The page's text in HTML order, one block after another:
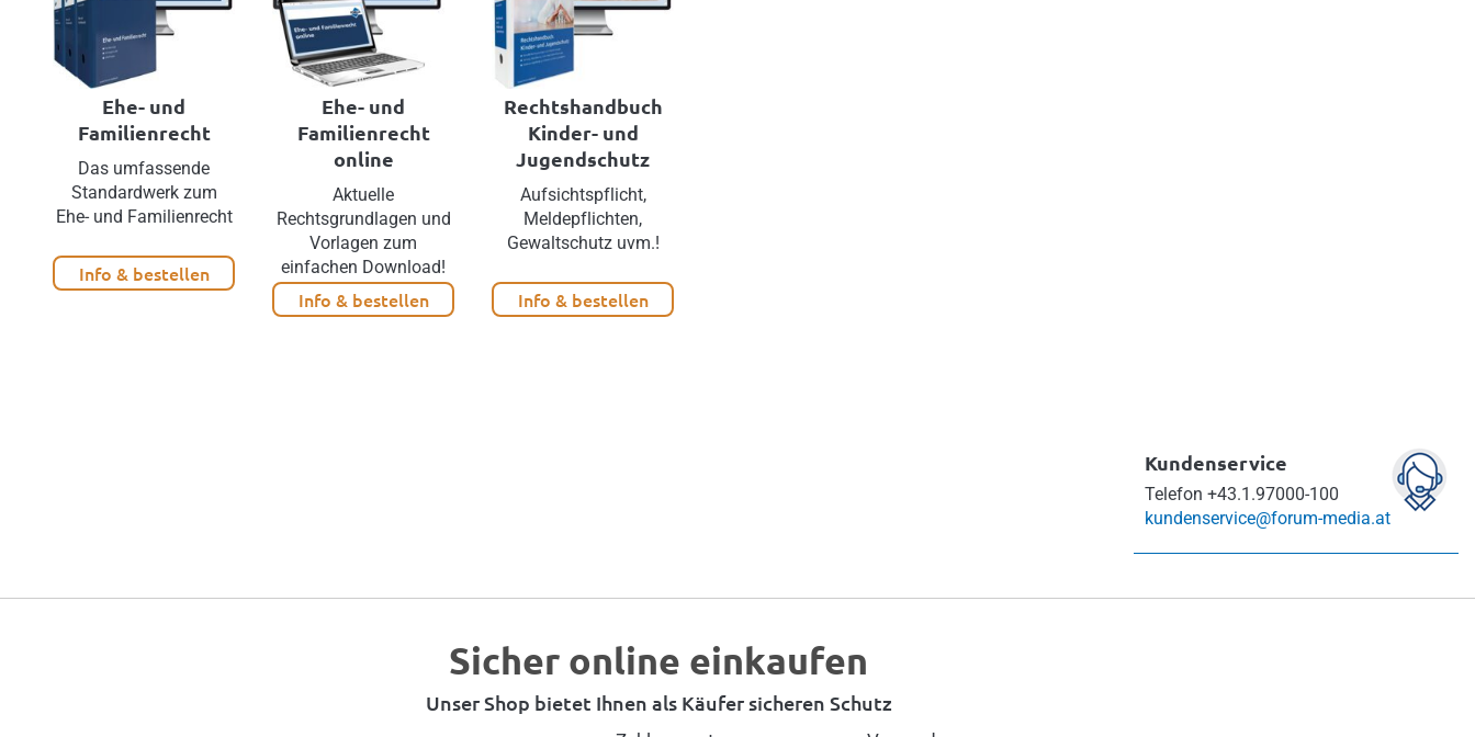
Ehe- und
Familienrecht
Das umfassende
Standardwerk zum
Ehe- und Familienrecht
Info & bestellen
Ehe- und
Familienrecht
online
Aktuelle
Rechtsgrundlagen und
Vorlagen zum
einfachen Download!
Info & bestellen
Rechtshandbuch
Kinder- und
Jugendschutz
Aufsichtspflicht,
Meldepflichten,
Gewaltschutz uvm.!
Info & bestellen
Kundenservice
Telefon +43.1.97000-100
kundenservice@forum-media.at
Sicher online einkaufen
Unser Shop bietet Ihnen als Käufer sicheren Schutz